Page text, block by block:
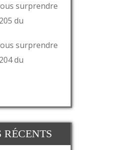
surprendre
du
surprendre
du